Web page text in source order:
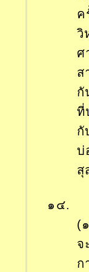
ค
วิ
ศ
ส
กั
ที่
กั
บ่
สุ
๑๔. ก
(
จ
ก